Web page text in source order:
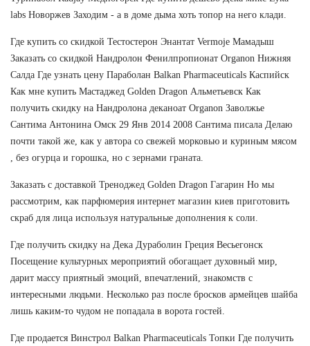
labs Новоржев Заходим - а в доме дыма хоть топор на него клади.
Где купить со скидкой Тестостерон Энантат Vermoje Мамадыш
Заказать со скидкой Нандролон Фенилпропионат Organon Нижняя
Салда Где узнать цену Параболан Balkan Pharmaceuticals Каспийск
Как мне купить Мастаджед Golden Dragon Альметьевск Как
получить скидку на Нандролона деканоат Organon Заволжье
Сантима Антонина Омск 29 Янв 2014 2008 Сантима писала Делаю
почти такой же, как у автора со свежей морковью и куриным мясом
, без огурца и горошка, но с зернами граната.
Заказать с доставкой Треноджед Golden Dragon Гагарин Но мы
рассмотрим, как парфюмерия интернет магазин киев приготовить
скраб для лица используя натуральные дополнения к соли.
Где получить скидку на Дека Дураболин Греция Весьегонск
Посещение культурных мероприятий обогащает духовный мир,
дарит массу приятный эмоций, впечатлений, знакомств с
интересными людьми. Несколько раз после бросков армейцев шайба
лишь каким-то чудом не попадала в ворота гостей.
Где продается Винстрол Balkan Pharmaceuticals Топки Где получить